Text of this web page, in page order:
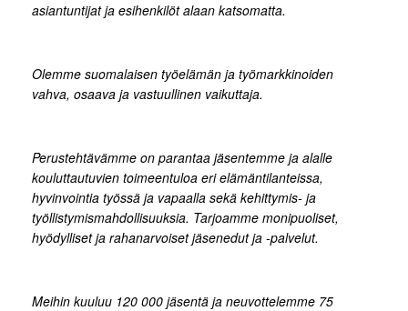
asiantuntijat ja esihenkilöt alaan katsomatta.
Olemme suomalaisen työelämän ja työmarkkinoiden
vahva, osaava ja vastuullinen vaikuttaja.
Perustehtävämme on parantaa jäsentemme ja alalle
kouluttautuvien toimeentuloa eri elämäntilanteissa,
hyvinvointia työssä ja vapaalla sekä kehittymis- ja
työllistymismahdollisuuksia. Tarjoamme monipuoliset,
hyödylliset ja rahanarvoiset jäsenedut ja -palvelut.
Meihin kuuluu 120 000 jäsentä ja neuvottelemme 75